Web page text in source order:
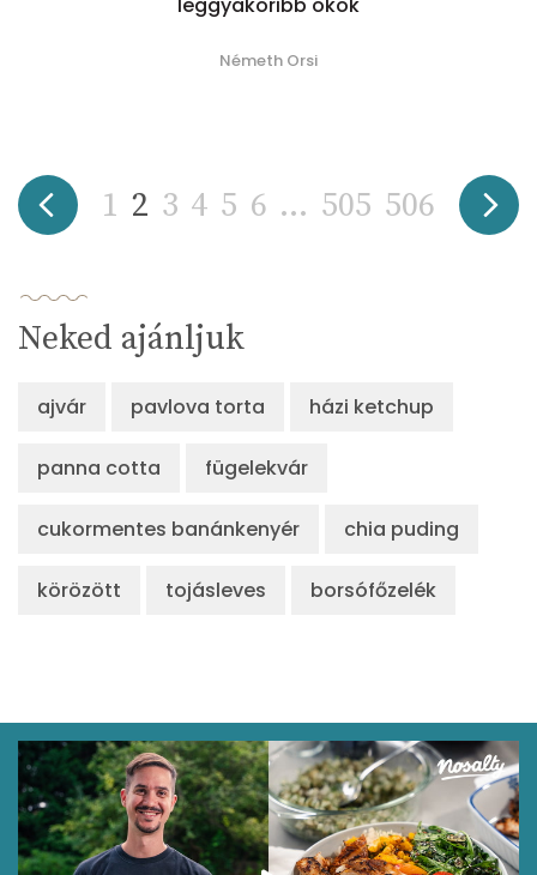
Németh Orsi
1 2 3 4 5 6 ... 505 506
Neked ajánljuk
ajvár pavlova torta házi ketchup
panna cotta fügelekvár
cukormentes banánkenyér chia puding
körözött tojásleves borsófőzelék